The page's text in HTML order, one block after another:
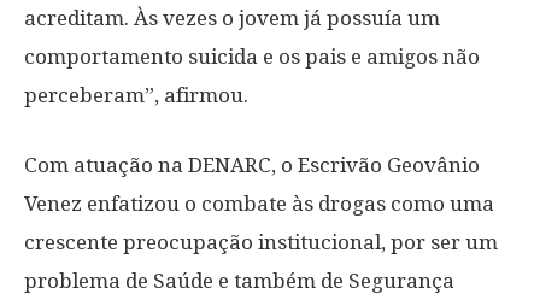
acreditam. Às vezes o jovem já possuía um
comportamento suicida e os pais e amigos não
perceberam”, afirmou.
Com atuação na DENARC, o Escrivão Geovânio
Venez enfatizou o combate às drogas como uma
crescente preocupação institucional, por ser um
problema de Saúde e também de Segurança